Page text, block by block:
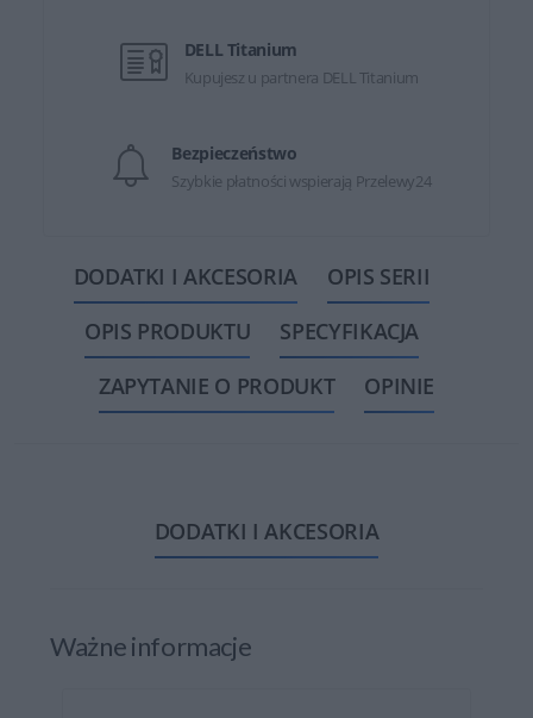
DELL Titanium
Kupujesz u partnera DELL Titanium
Bezpieczeństwo
Szybkie płatności wspierają Przelewy24
DODATKI I AKCESORIA
OPIS SERII
OPIS PRODUKTU
SPECYFIKACJA
ZAPYTANIE O PRODUKT
OPINIE
DODATKI I AKCESORIA
Ważne informacje